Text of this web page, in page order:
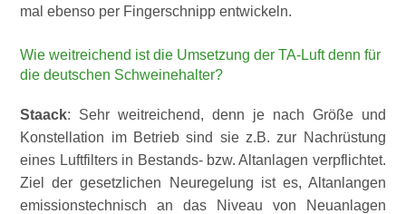
mal ebenso per Fingerschnipp entwickeln.
Wie weitreichend ist die Umsetzung der TA-Luft denn für
die deutschen Schweinehalter?
Staack: Sehr weitreichend, denn je nach Größe und
Konstellation im Betrieb sind sie z.B. zur Nachrüstung
eines Luftfilters in Bestands- bzw. Altanlagen verpflichtet.
Ziel der gesetzlichen Neuregelung ist es, Altanlangen
emissionstechnisch an das Niveau von Neuanlagen